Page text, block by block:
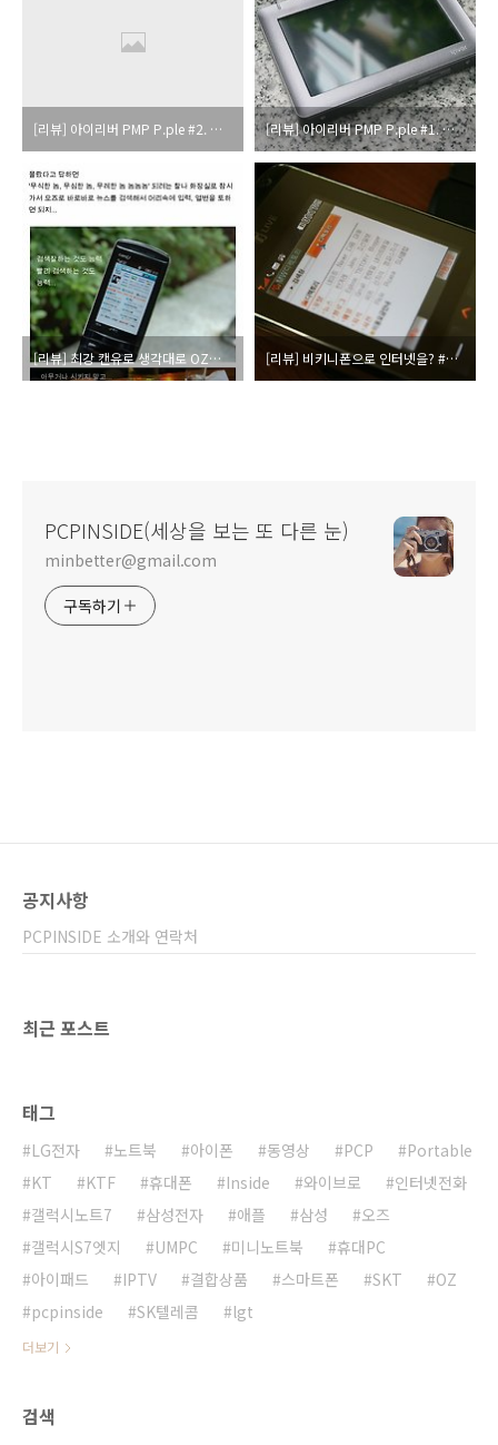
[리뷰] 아이리버 PMP P.ple #2. 넘치는듯... 모자란듯... [리뷰] 아이리버 PMP P.ple #1. 넘치는듯... 모자란듯...
[리뷰] 최강 캔유로 생각대로 OZ를 즐기는 방법~! [리뷰] 비키니폰으로 인터넷을? #2. 난 비추한다 왜?
PCPINSIDE(세상을 보는 또 다른 눈)
minbetter@gmail.com
구독하기
공지사항
PCPINSIDE 소개와 연락처
최근 포스트
태그
LG전자 노트북 아이폰 동영상 PCP
Portable
KT
KTF 휴대폰 Inside 와이브로
인터넷전화
갤럭시노트7
삼성전자 애플 삼성
오즈
갤럭시S7엣지
UMPC 미니노트북
휴대PC
아이패드
IPTV 결합상품 스마트폰 SKT
OZ
pcpinside
SK텔레콤 lgt
더보기
검색